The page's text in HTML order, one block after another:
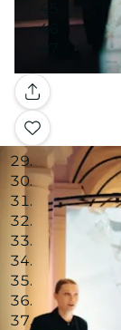
Galerie